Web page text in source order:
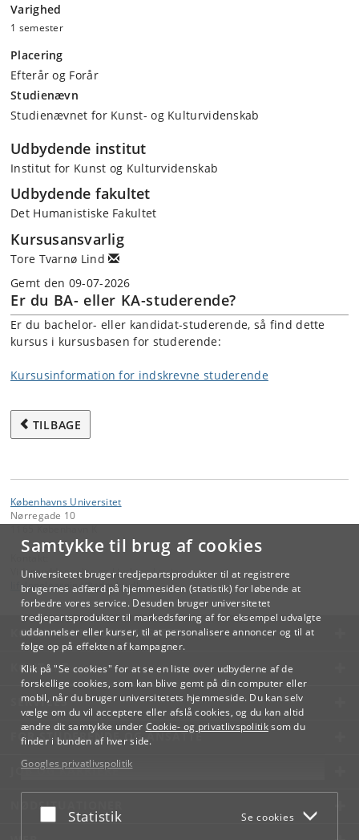
Samtykke til brug af cookies
Universitetet bruger tredjepartsprodukter til at registrere
brugernes adfærd på hjemmesiden (statistik) for løbende at
forbedre vores service. Desuden bruger universitetet
tredjepartsprodukter til markedsføring af for eksempel udvalgte
uddannelser eller kurser, til at personalisere annoncer og til at
følge op på effekten af kampagner.
Klik på "Se cookies" for at se en liste over udbyderne af de
forskellige cookies, som kan blive gemt på din computer eller
mobil, når du bruger universitetets hjemmeside. Du kan selv
vælge om du vil acceptere eller afslå cookies, og du kan altid
ændre dit samtykke under Cookie- og privatlivspolitiksom du
finder i bunden af hver side.
Googles privatlivspolitik
Acceptér eller afslå
Statistik Se cookies
Varighed
1 semester
Placering
Efterår og Forår
Studienævn
Studienævnet for Kunst- og Kulturvidenskab
Udbydende institut
Institut for Kunst og Kulturvidenskab
Udbydende fakultet
Det Humanistiske Fakultet
Kursusansvarlig
Tore Tvarnø Lind
Gemt den 09-07-2026
Er du BA- eller KA-studerende?
Er du bachelor- eller kandidat-studerende, så find dette
kursus i kursusbasen for studerende:
Kursusinformation for indskrevne studerende
TILBAGE
Københavns Universitet
Nørregade 10
Videreuddannelse og Livslang Læring
lifelonglearning@adm.ku.dk
KØBENHAVNS UNIVERSITET
KONTAKT
SERVICES
FOR STUDERENDE OG ANSATTE
JOB OG KARRIERE
NØDSITUATIONER